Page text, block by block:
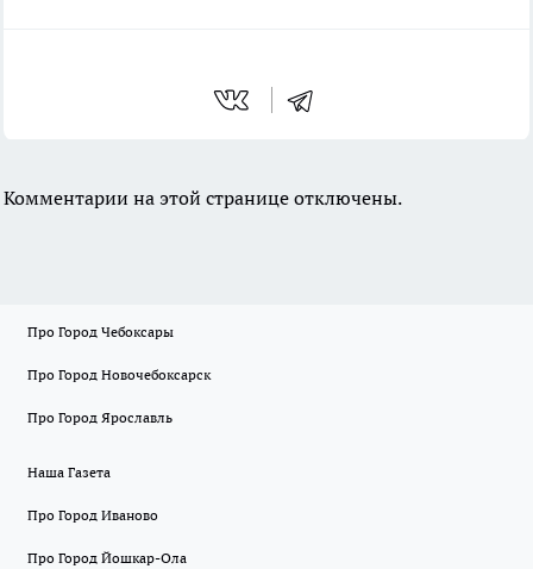
Комментарии на этой странице отключены.
Про Город Чебоксары
Про Город Новочебоксарск
Про Город Ярославль
Наша Газета
Про Город Иваново
Про Город Йошкар-Ола